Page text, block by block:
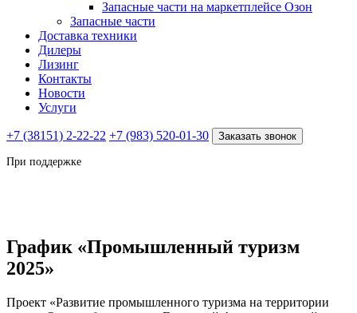
Запасные части на маркетплейсе Озон
Запасные части
Доставка техники
Дилеры
Лизинг
Контакты
Новости
Услуги
+7 (38151) 2-22-22 +7 (983) 520-01-30 Заказать звонок
При поддержке
График «Промышленный туризм
2025»
Проект «Развитие промышленного туризма на территории